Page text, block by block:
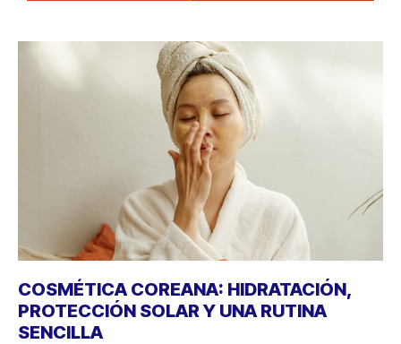
COSMÉTICA COREANA: HIDRATACIÓN,
PROTECCIÓN SOLAR Y UNA RUTINA
SENCILLA